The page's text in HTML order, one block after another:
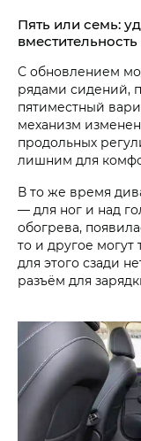
Пять или семь:
вместительность
С обновлением
рядами сидений,
пятиместный
механизм
продольных
лишним для
В то же время
— для ног и над
обогрева,
то и другое
для этого сзади
разъём для